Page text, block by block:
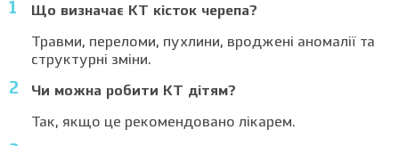
Що визначає КТ кісток черепа?
Травми, переломи, пухлини, вроджені аномалії та
структурні зміни.
Чи можна робити КТ дітям?
Так, якщо це рекомендовано лікарем.